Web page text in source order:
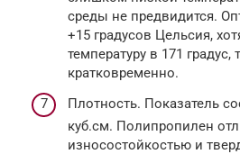
среды не предвидится.
+15 градусов Цельсия,
температуру в 171 градус,
кратковременно.
Плотность. Показатель
куб.см. Полипропилен
износостойкостью и